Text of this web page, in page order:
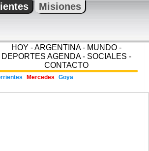
Misiones
HOY -ARGENTINA- MUNDO -
DEPORTES AGENDA- SOCIALES -
CONTACTO
Mercedes Goya